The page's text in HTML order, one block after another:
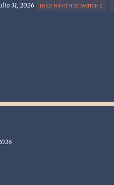
31, 2026 [NS2] NINTENDO SWITCH 2